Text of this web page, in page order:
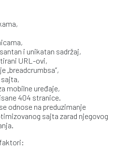
i unikatan sadržaj,
URL-ovi,
„breadcrumbsa”,
mobilne uređaje,
404 stranice.
odnose na preduzimanje
sajta zarad njegovog